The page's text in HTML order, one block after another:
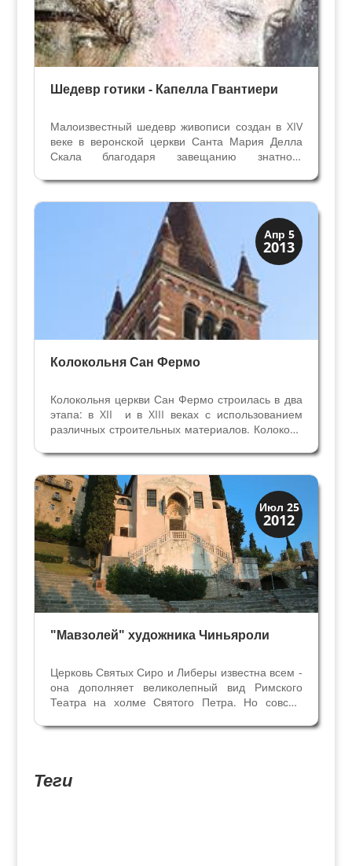
Шедевр готики - Капелла Гвантиери
Малоизвестный шедевр живописи создан в XIV
веке в веронской церкви Санта Мария Делла
Скала благодаря завещанию знатного
Европе после Библии - "Золотая Легенда"
вдохновила живописца из Вероны Джованни
Бадиле на работу. В...
Апр 5
2013
Колокольни
Скрытая Верона
Колокольня Сан Фермо
Колокольня церкви Сан Фермо строилась в два
этапа: в XII и в XIII веках с использованием
различных строительных материалов. Колокола
старинную колокольню, необходимо обратить
внимание на легендарный колокол, который...
Июл 25
2012
Верона
Веронцы
"Мавзолей" художника Чиньяроли
Церковь Святых Сиро и Либеры известна всем -
она дополняет великолепный вид Римского
Театра на холме Святого Петра. Но совсем
интересные произведения искусства и могила
Теги